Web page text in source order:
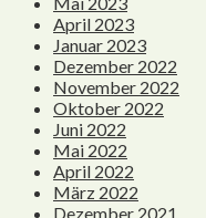
April 2023
Januar 2023
Dezember 2022
November 2022
Oktober 2022
Juni 2022
Mai 2022
April 2022
März 2022
Dezember 2021